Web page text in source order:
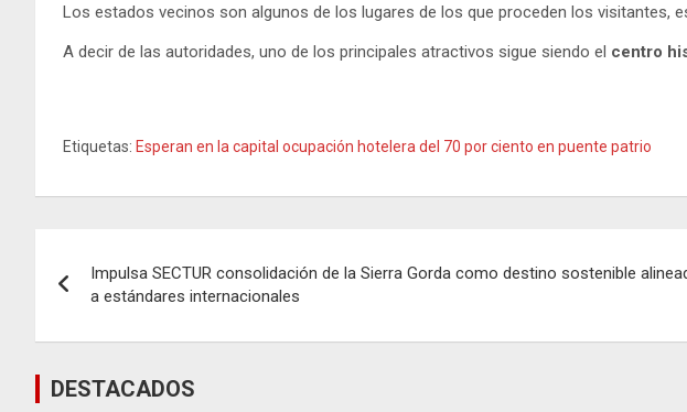
Los estados vecinos son algunos de los lugares de los que proceden los visitantes,
A decir de las autoridades, uno de los principales atractivos sigue siendo el centro
Etiquetas: Esperan en la capital ocupación hotelera del 70 por ciento en puente patrio
de
entradas
Impulsa SECTUR consolidación de la Sierra Gorda como destino sostenible
a estándares internacionales
DESTACADOS